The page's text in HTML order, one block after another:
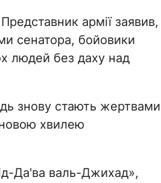
армії заявив,
сенатора, бойовики
людей без даху над
знову стають жертвами
хвилею
Да'ва валь-Джихад»,